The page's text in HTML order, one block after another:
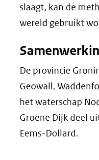
slaagt, kan de
wereld gebruikt
De provincie
Geowall,
het waterschap
Groene Dijk deel
Eems-Dollard.